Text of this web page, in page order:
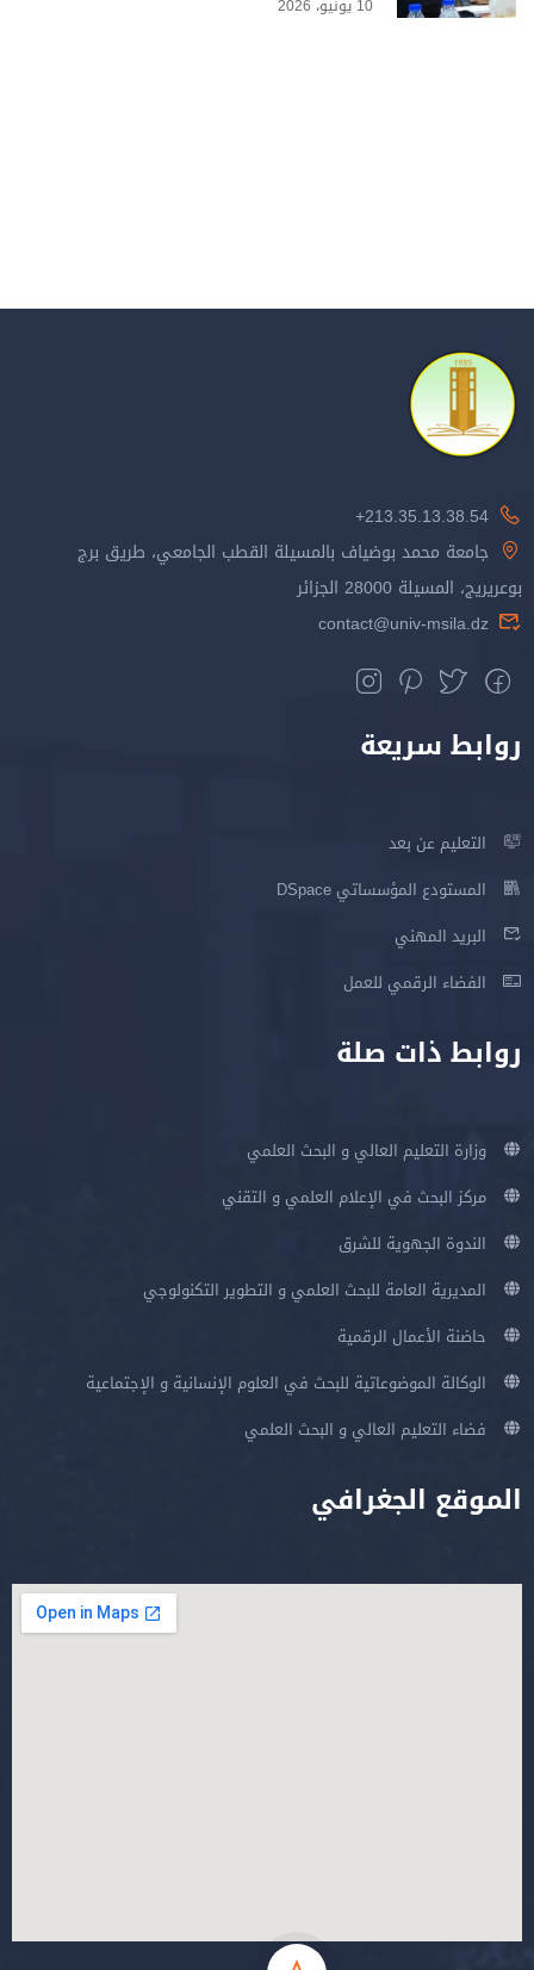
10 يونيو، 2026
213.35.13.38.54+
جامعة محمد بوضياف بالمسيلة القطب الجامعي، طريق برج
بوعريريج، المسيلة 28000 الجزائر
contact@univ-msila.dz
روابط سريعة
التعليم عن بعد
المستودع المؤسساتي DSpace
البريد المهني
الفضاء الرقمي للعمل
روابط ذات صلة
وزارة التعليم العالي و البحث العلمي
مركز البحث في الإعلام العلمي و التقني
الندوة الجهوية للشرق
المديرية العامة للبحث العلمي و التطوير التكنولوجي
حاضنة الأعمال الرقمية
الوكالة الموضوعاتية للبحث في العلوم الإنسانية و الإجتماعية
فضاء التعليم العالي و البحث العلمي
الموقع الجغرافي